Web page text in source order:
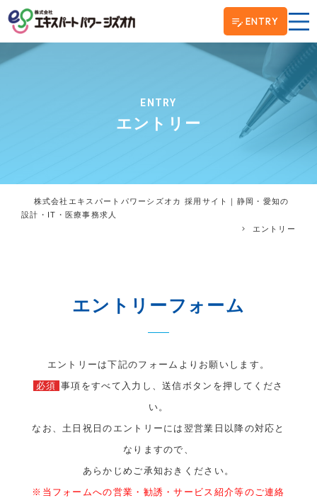
ENTRY
ENTRY
エントリー
株式会社エキスパートパワーシズオカ 採用サイト｜静岡・愛知の
設計・IT・医療事務求人
エントリー
エントリーフォーム
エントリーは下記のフォームよりお願いします。
必須 事項をすべて入力し、送信ボタンを押してくださ
い。
なお、土日祝日のエントリーには翌営業日以降の対応と
なりますので、
あらかじめご承知おきください。
※当フォームへの営業・勧誘・サービス紹介等のご連絡